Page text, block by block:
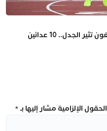
بعثة المغرب لألعاب القوى في أوريغون تثير الجدل.. 10 عدائين
الحقول الإلزامية مشار إليها بـ*